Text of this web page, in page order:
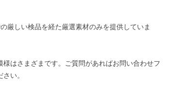
厳しい検品を経た厳選素材のみを提供していま
様はさまざまです。ご質問があればお問い合わせフ
い。